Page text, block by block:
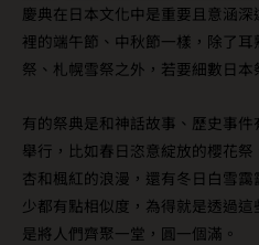
慶典在日本文化中是重要且意涵
裡的端午節、中秋節一樣，除了
祭、札幌雪祭之外，若要細數日
有的祭典是和神話故事、歷史事
舉行，比如春日恣意綻放的櫻花
杏和楓紅的浪漫，還有冬日白雪
少都有點相似度，為得就是透過
是將人們齊聚一堂，圓一個滿。